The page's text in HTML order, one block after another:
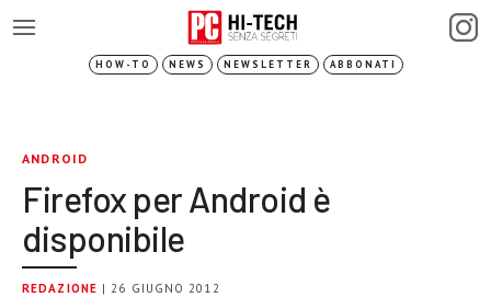
HOW-TO NEWS NEWSLETTER ABBONATI
ANDROID
Firefox per Android è
disponibile
REDAZIONE | 26 GIUGNO 2012